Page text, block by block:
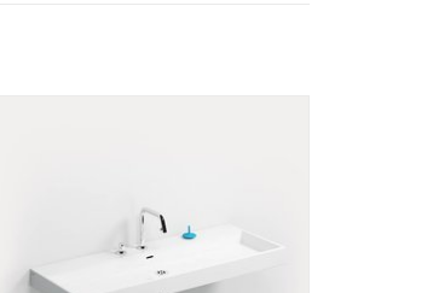
TOEVOEGEN AAN WINKELWAGEN